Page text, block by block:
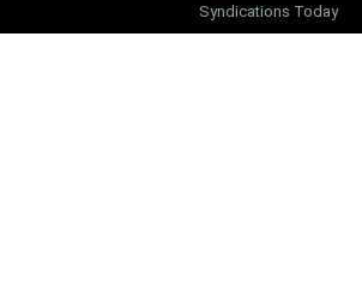
Syndications Today